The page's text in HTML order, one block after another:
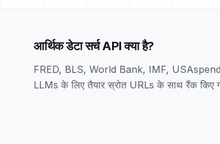
आर्थिक डेटा सर्च API क्या है?
FRED, BLS, World Bank, IMF,
LLMs के लिए तैयार स्रोत URLs के साथ रैंक किए गए